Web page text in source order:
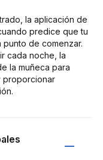
la aplicación de
predice que tu
de comenzar.
cada noche, la
la muñeca para
proporcionar